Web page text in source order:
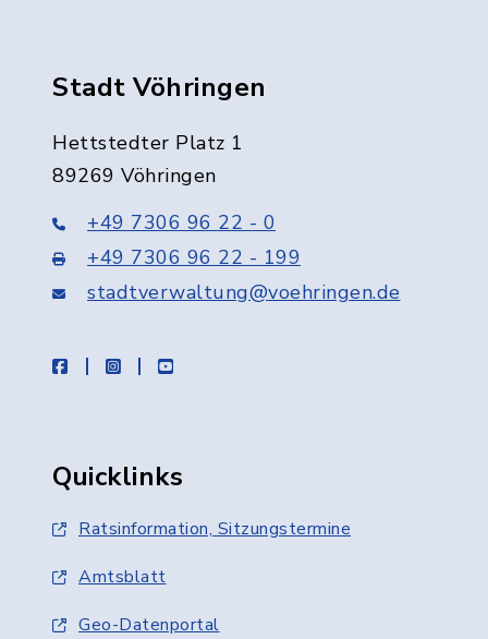
Stadt Vöhringen
Hettstedter Platz 1
89269 Vöhringen
+49 7306 96 22 - 0
+49 7306 96 22 - 199
stadtverwaltung@voehringen.de
facebookinstagramyoutube
Quicklinks
Ratsinformation, Sitzungstermine
Amtsblatt
Geo-Datenportal